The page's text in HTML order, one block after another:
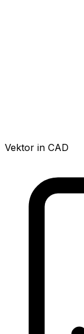
Vektor in CAD